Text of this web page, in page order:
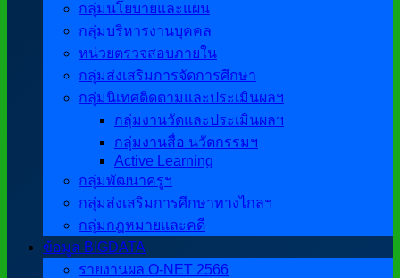
กลุ่มนโยบายและแผน
กลุ่มบริหารงานบุคคล
หน่วยตรวจสอบภายใน
กลุ่มส่งเสริมการจัดการศึกษา
กลุ่มนิเทศติดตามและประเมินผลฯ
กลุ่มงานวัดและประเมินผลฯ
กลุ่มงานสื่อ นวัตกรรมฯ
Active Learning
กลุ่มพัฒนาครูฯ
กลุ่มส่งเสริมการศึกษาทางไกลฯ
กลุ่มกฎหมายและคดี
ข้อมูล BIGDATA
รายงานผล O-NET 2566